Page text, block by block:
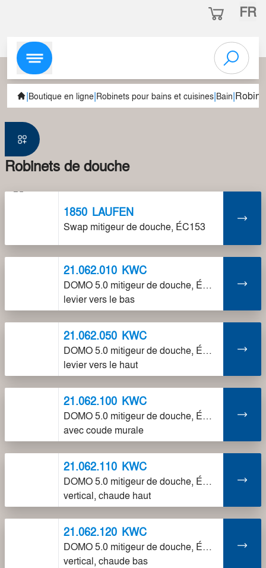
FR
|Boutique en ligne|Robinets pour bains et cuisines|Bain|
Robinets de douche
1850 LAUFEN
Swap mitigeur de douche, ÉC153
21.062.010 KWC
DOMO 5.0 mitigeur de douche, ÉC153,
levier vers le bas
21.062.050 KWC
DOMO 5.0 mitigeur de douche, ÉC120,
levier vers le haut
21.062.100 KWC
DOMO 5.0 mitigeur de douche, ÉC153,
avec coude murale
21.062.110 KWC
DOMO 5.0 mitigeur de douche, ÉC76,
vertical, chaude haut
21.062.120 KWC
DOMO 5.0 mitigeur de douche, ÉC76,
vertical, chaude bas